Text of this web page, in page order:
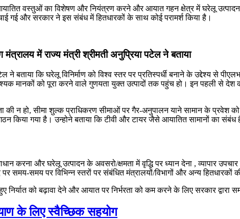
वस्तुओं का विशेषण और नियंत्रण करने और आयात गहन क्षेत्र में घरेलू उत्पादन
गई और सरकार ने इस संबंध में हितधारकों के साथ कोई परामर्श किया है।
मंत्रालय में राज्य मंत्री श्रीमती अनुप्रिया पटेल ने बताया
ने बताया कि घरेलू विनिर्माण को विश्व स्तर पर प्रतिस्पर्धी बनाने के उद्देश्य से
मानकों को पूरा करने वाले गुणयता युक्त उत्पादों तक पहुंच हो। इन पहली से
न हो, सीमा शुल्क प्राधिकरण सीमाओं पर गैर-अनुपालन याने सामान के प्रवेश को
किया गया है। उन्होने बताया कि टीवी और टायर जैसे आयातित सामानों का
करना और घरेलू उत्पादन के अवसरो/क्षमता में वृद्धि पर ध्यान देना , व्यापार
समय पर विभिन्न स्तरों पर संबंधित मंत्रालयों/विभागों और अन्य हितधारकों
को बढ़ावा देने और आयात पर निर्भरता को कम करने के लिए सरकार द्वारा
के लिए स्‍वैच्छिक सहयोग